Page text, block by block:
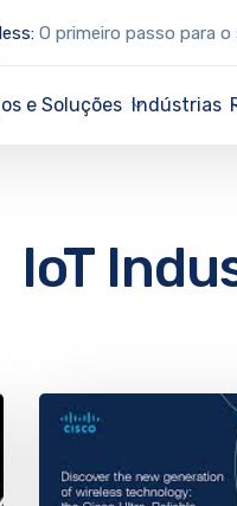
O primeiro passo para
e Soluções Indústrias
IoT